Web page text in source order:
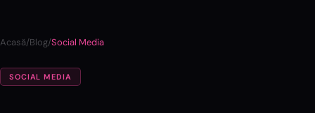
Acasă/Blog/Social Media
SOCIAL MEDIA